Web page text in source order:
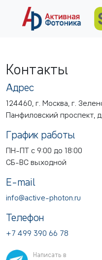
Контакты
Адрес
124460, г. Москва, г.
Панфиловский проспект,
График работы
ПН-ПТ с 9:00 до 18:00
СБ-ВС выходной
E-mail
info@active-photon.ru
Телефон
+7 499 390 66 78
Написать в